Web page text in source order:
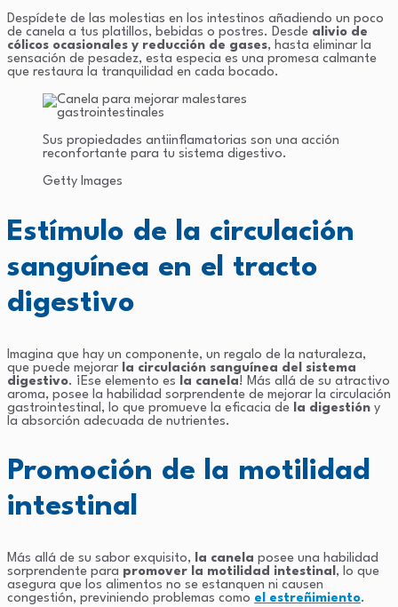
Despídete de las molestias en los intestinos añadiendo un poco
de canela a tus platillos, bebidas o postres. Desde alivio de
cólicos ocasionales y reducción de gases, hasta eliminar la
sensación de pesadez, esta especia es una promesa calmante
que restaura la tranquilidad en cada bocado.
Sus propiedades antiinflamatorias son una acción
reconfortante para tu sistema digestivo.
Getty Images
Estímulo de la circulación
sanguínea en el tracto
digestivo
Imagina que hay un componente, un regalo de la naturaleza,
que puede mejorar la circulación sanguínea del sistema
digestivo. ¡Ese elemento es la canela! Más allá de su atractivo
aroma, posee la habilidad sorprendente de mejorar la circulación
gastrointestinal, lo que promueve la eficacia de la digestión y
la absorción adecuada de nutrientes.
Promoción de la motilidad
intestinal
Más allá de su sabor exquisito, la canela posee una habilidad
sorprendente para promover la motilidad intestinal, lo que
asegura que los alimentos no se estanquen ni causen
congestión, previniendo problemas como el estreñimiento.